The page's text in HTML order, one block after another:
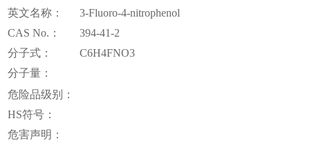
英文名称：
3-Fluoro-4-nitrophenol
CAS No.：
394-41-2
分子式：
C6H4FNO3
分子量：
危险品级别：
HS符号：
危害声明：